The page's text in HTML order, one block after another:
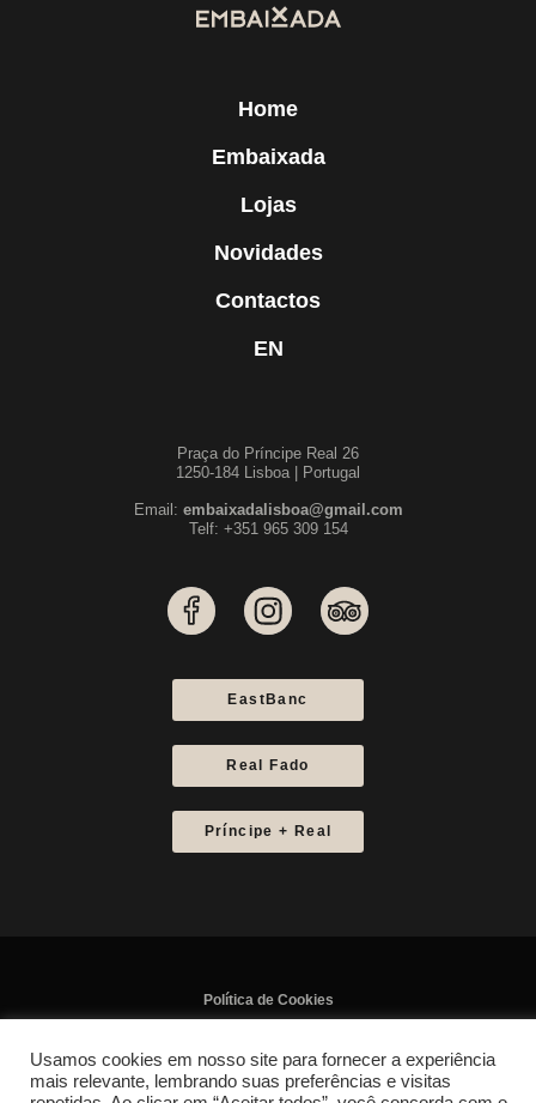
Home
Embaixada
Lojas
Novidades
Contactos
EN
Praça do Príncipe Real 26
1250-184 Lisboa | Portugal
Email: embaixadalisboa@gmail.com
Telf: +351 965 309 154
EastBanc
Real Fado
Príncipe + Real
Política de Cookies
created byWace Studio
Usamos cookies em nosso site para fornecer a experiência
mais relevante, lembrando suas preferências e visitas